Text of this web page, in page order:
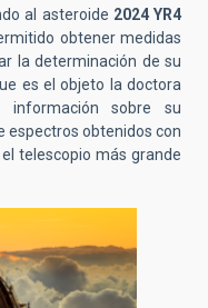
al asteroide 2024 YR4
obtener medidas
la determinación de su
es el objeto la doctora
información sobre su
espectros obtenidos con
el telescopio más grande